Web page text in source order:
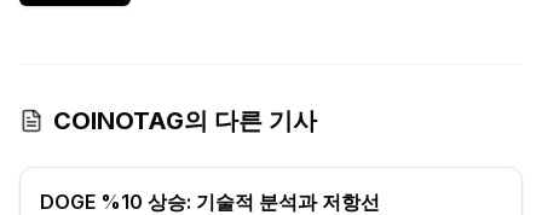
COINOTAG의 다른 기사
DOGE %10 상승: 기술적 분석과 저항선